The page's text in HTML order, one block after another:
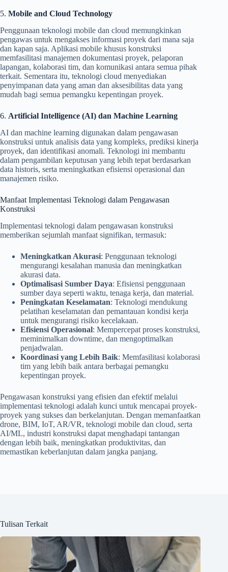
5. Mobile and Cloud Technology
Penggunaan teknologi mobile dan cloud memungkinkan
pengawas untuk mengakses informasi proyek dari mana saja
dan kapan saja. Aplikasi mobile khusus konstruksi
memfasilitasi manajemen dokumentasi proyek, pelaporan
lapangan, kolaborasi tim, dan komunikasi antara semua pihak
terkait. Sementara itu, teknologi cloud menyediakan
penyimpanan data yang aman dan aksesibilitas data yang
mudah bagi semua pemangku kepentingan proyek.
6. Artificial Intelligence (AI) dan Machine Learning
AI dan machine learning digunakan dalam pengawasan
konstruksi untuk analisis data yang kompleks, prediksi kinerja
proyek, dan identifikasi anomali. Teknologi ini membantu
dalam pengambilan keputusan yang lebih tepat berdasarkan
data historis, serta meningkatkan efisiensi operasional dan
manajemen risiko.
Manfaat Implementasi Teknologi dalam Pengawasan
Konstruksi
Implementasi teknologi dalam pengawasan konstruksi
memberikan sejumlah manfaat signifikan, termasuk:
Meningkatkan Akurasi: Penggunaan teknologi
mengurangi kesalahan manusia dan meningkatkan
akurasi data.
Optimalisasi Sumber Daya: Efisiensi penggunaan
sumber daya seperti waktu, tenaga kerja, dan material.
Peningkatan Keselamatan: Teknologi mendukung
pelatihan keselamatan dan pemantauan kondisi kerja
untuk mengurangi risiko kecelakaan.
Efisiensi Operasional: Mempercepat proses konstruksi,
meminimalkan downtime, dan mengoptimalkan
penjadwalan.
Koordinasi yang Lebih Baik: Memfasilitasi kolaborasi
tim yang lebih baik antara berbagai pemangku
kepentingan proyek.
Pengawasan konstruksi yang efisien dan efektif melalui
implementasi teknologi adalah kunci untuk mencapai proyek-
proyek yang sukses dan berkelanjutan. Dengan memanfaatkan
drone, BIM, IoT, AR/VR, teknologi mobile dan cloud, serta
AI/ML, industri konstruksi dapat menghadapi tantangan
dengan lebih baik, meningkatkan produktivitas, dan
memastikan keberlanjutan dalam jangka panjang.
Tulisan Terkait